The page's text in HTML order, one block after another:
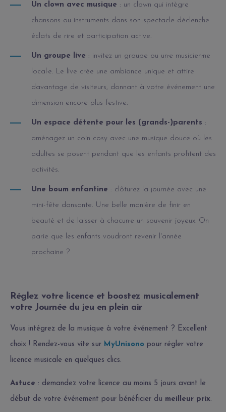
Un clown avec musique : un clown qui intègre
chansons ou instruments dans son spectacle déclenche
éclats de rire et participation active.
Un groupe live : invitez un groupe ou un·e musicien·ne
local·e. Le live crée une ambiance unique et attire
davantage de visiteurs, donnant à votre événement une
dimension encore plus festive.
Un espace détente pour les (grands-)parents :
aménagez un coin cosy avec une musique douce où les
adultes se posent pendant que les enfants profitent des
activités.
Une boum enfantine : clôturez la journée avec une
mini-fête dansante. Une belle manière de finir en
beauté et de laisser à chacun·e un souvenir joyeux. On
parie que les enfants voudront revenir l'année
prochaine ?
Réglez votre licence et boostez musicalement
votre Journée du jeu en plein air
Vous intégrez de la musique à votre événement ? Excellent
choix ! Rendez-vous vite sur MyUnisono pour régler votre
licence musicale en quelques clics.
Astuce : demandez votre licence au moins 5 jours avant le
début de votre événement pour bénéficier du meilleur prix.